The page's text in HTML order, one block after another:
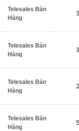
Telesales Bán
Hàng
Telesales Bán
Hàng
Telesales Bán
Hàng
Telesales Bán
Hàng